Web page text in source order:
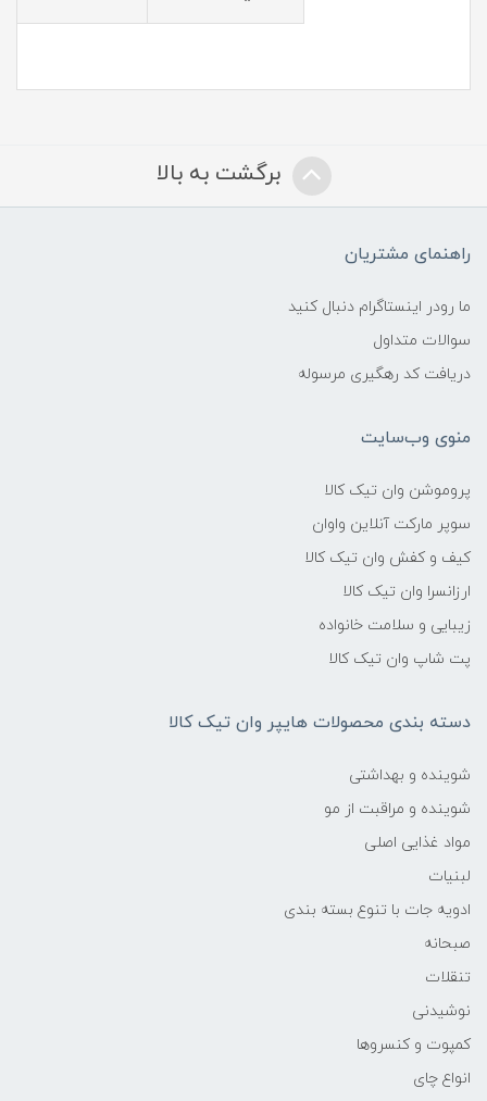
برگشت به بالا
راهنمای مشتریان
ما رودر اینستاگرام دنبال کنید
سوالات متداول
دریافت کد رهگیری مرسوله
منوی وب‌سایت
پروموشن وان تیک کالا
سوپر مارکت آنلاین واوان
کیف و کفش وان تیک کالا
ارزانسرا وان تیک کالا
زیبایی و سلامت خانواده
پت شاپ وان تیک کالا
دسته بندی محصولات هایپر وان تیک کالا
شوینده و بهداشتی
شوینده و مراقبت از مو
مواد غذایی اصلی
لبنیات
ادویه جات با تنوع بسته بندی
صبحانه
تنقلات
نوشیدنی
کمپوت و کنسروها
انواع چای